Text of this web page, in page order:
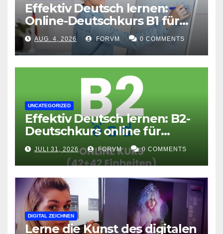
Effektiv Deutsch lernen:
Online-Deutschkurs B1 für
flexible Lernerfolge
AUG. 4, 2026 FORVM 0 COMMENTS
UNCATEGORIZED
Effektiv Deutsch lernen: B2-
Deutschkurs online für
Fortgeschrittene
JULI 31, 2026 FORVM 0 COMMENTS
DIGITAL ZEICHNEN
Lerne die Kunst des digitalen